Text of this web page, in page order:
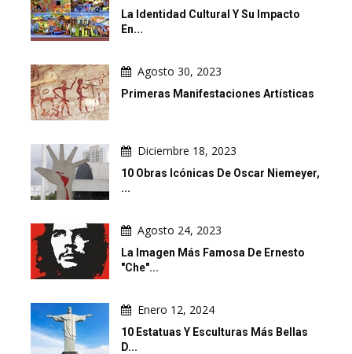
La Identidad Cultural Y Su Impacto
En...
Agosto 30, 2023
Primeras Manifestaciones Artísticas
Diciembre 18, 2023
10 Obras Icónicas De Oscar Niemeyer,
...
Agosto 24, 2023
La Imagen Más Famosa De Ernesto
"Che"...
Enero 12, 2024
10 Estatuas Y Esculturas Más Bellas
D...